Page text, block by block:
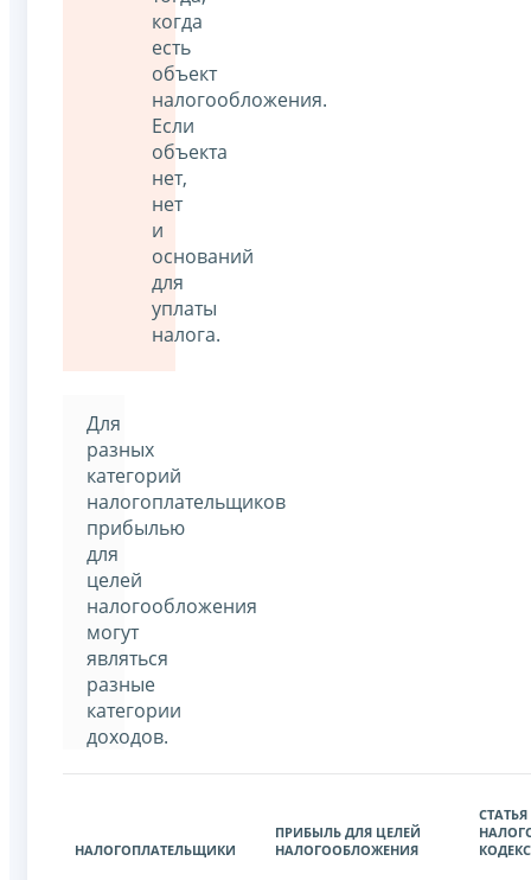
когда
есть
объект
налогообложения.
Если
объекта
нет,
нет
и
оснований
для
уплаты
налога.
Для
разных
категорий
налогоплательщиков
прибылью
для
целей
налогообложения
могут
являться
разные
категории
доходов.
НАЛОГОПЛАТЕЛЬЩИКИ
ПРИБЫЛЬ ДЛЯ ЦЕЛЕЙ
НАЛОГООБЛОЖЕНИЯ
СТАТЬЯ